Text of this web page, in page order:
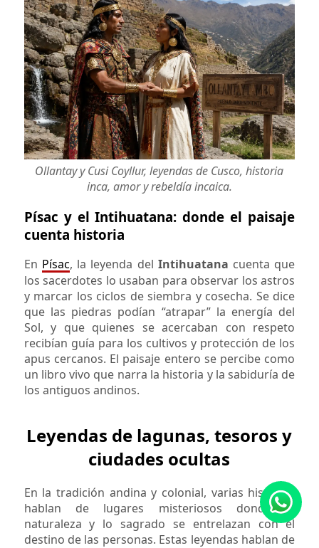
Ollantay y Cusi Coyllur, leyendas de Cusco, historia
inca, amor y rebeldía incaica.
Písac y el Intihuatana: donde el paisaje
cuenta historia
En Písac, la leyenda del Intihuatana cuenta que
los sacerdotes lo usaban para observar los astros
y marcar los ciclos de siembra y cosecha. Se dice
que las piedras podían “atrapar” la energía del
Sol, y que quienes se acercaban con respeto
recibían guía para los cultivos y protección de los
apus cercanos. El paisaje entero se percibe como
un libro vivo que narra la historia y la sabiduría de
los antiguos andinos.
Leyendas de lagunas, tesoros y
ciudades ocultas
En la tradición andina y colonial, varias historias
hablan de lugares misteriosos donde la
naturaleza y lo sagrado se entrelazan con el
destino de las personas. Estas leyendas hablan de